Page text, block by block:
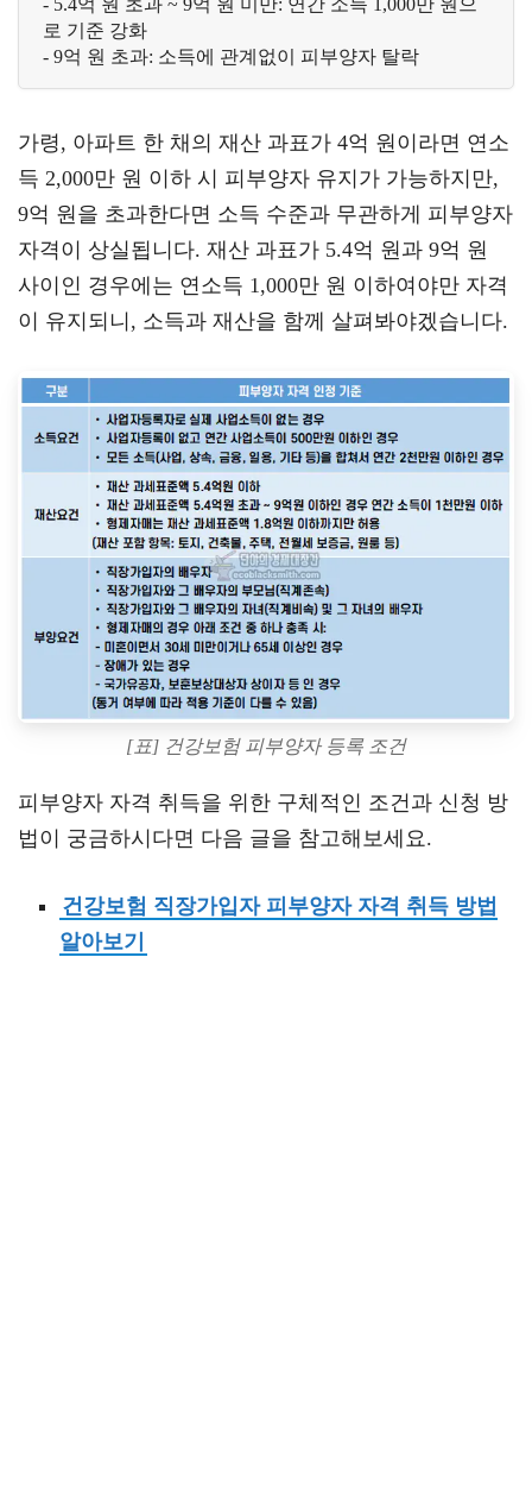
- 5.4억 원 초과 ~ 9억 원 미만: 연간 소득 1,000만 원으
로 기준 강화
- 9억 원 초과: 소득에 관계없이 피부양자 탈락
가령, 아파트 한 채의 재산 과표가 4억 원이라면 연소
득 2,000만 원 이하 시 피부양자 유지가 가능하지만,
9억 원을 초과한다면 소득 수준과 무관하게 피부양자
자격이 상실됩니다. 재산 과표가 5.4억 원과 9억 원
사이인 경우에는 연소득 1,000만 원 이하여야만 자격
이 유지되니, 소득과 재산을 함께 살펴봐야겠습니다.
[표] 건강보험 피부양자 등록 조건
피부양자 자격 취득을 위한 구체적인 조건과 신청 방
법이 궁금하시다면 다음 글을 참고해보세요.
건강보험 직장가입자 피부양자 자격 취득 방법
알아보기